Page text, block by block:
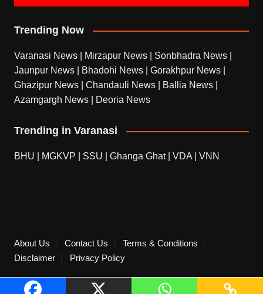
Trending Now
Varanasi News Mirzapur News Sonbhadra News
Jaunpur News
Bhadohi News Gorakhpur News
Ghazipur News
Chandauli News Ballia News
Azamgargh News
Deoria News
Trending in Varanasi
BHU MGKVP SSU Ghanga Ghat| VDA VNN
About Us Contact Us
Terms & Conditions
Disclaimer
Privacy Policy